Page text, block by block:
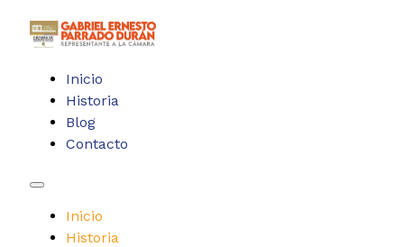
Inicio
Historia
Blog
Contacto
Inicio
Historia